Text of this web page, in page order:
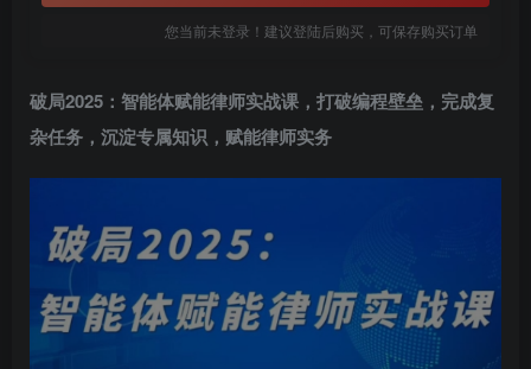
您当前未登录！建议登陆后购买，可保存购买订单
破局2025： 智能体赋能律师实战课 ，打破编程壁垒，完成复
杂任务，沉淀专属知识，赋能律师实务